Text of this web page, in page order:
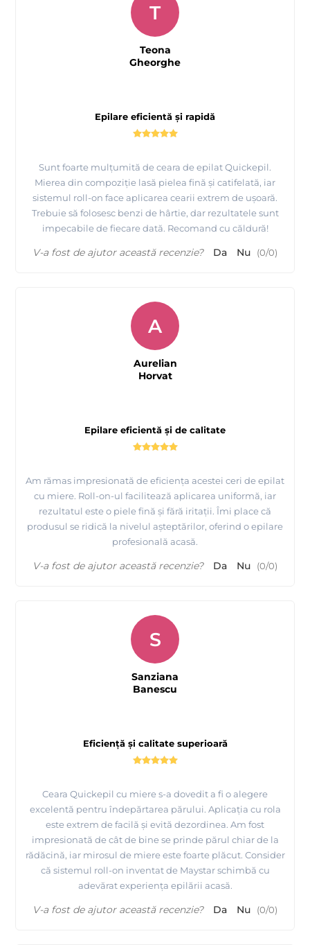
Epilare eficientă și rapidă
Sunt foarte mulțumită de ceara de epilat Quickepil.
Mierea din compoziție lasă pielea fină și catifelată, iar
sistemul roll-on face aplicarea cearii extrem de ușoară.
Trebuie să folosesc benzi de hârtie, dar rezultatele sunt
impecabile de fiecare dată. Recomand cu căldură!
T
Teona
Gheorghe
V-a fost de ajutor această recenzie? Da Nu (0/0)
Epilare eficientă și de calitate
Am rămas impresionată de eficiența acestei ceri de epilat
cu miere. Roll-on-ul facilitează aplicarea uniformă, iar
rezultatul este o piele fină și fără iritații. Îmi place că
produsul se ridică la nivelul așteptărilor, oferind o epilare
profesională acasă.
A
Aurelian
Horvat
V-a fost de ajutor această recenzie? Da Nu (0/0)
Eficiență și calitate superioară
Ceara Quickepil cu miere s-a dovedit a fi o alegere
excelentă pentru îndepărtarea părului. Aplicația cu rola
este extrem de facilă și evită dezordinea. Am fost
impresionată de cât de bine se prinde părul chiar de la
rădăcină, iar mirosul de miere este foarte plăcut. Consider
că sistemul roll-on inventat de Maystar schimbă cu
adevărat experiența epilării acasă.
S
Sanziana
Banescu
V-a fost de ajutor această recenzie? Da Nu (0/0)